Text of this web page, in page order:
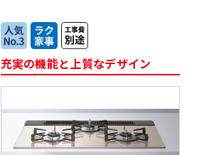
充実の機能と上質なデザイン